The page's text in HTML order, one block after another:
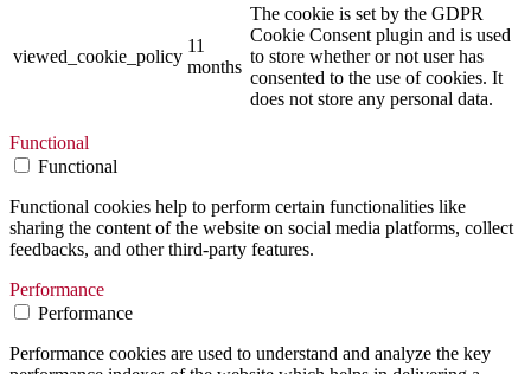
viewed_cookie_policy
11
months
The cookie is set by the GDPR
Cookie Consent plugin and is used
to store whether or not user has
consented to the use of cookies. It
does not store any personal data.
Functional
Functional
Functional cookies help to perform certain functionalities like
sharing the content of the website on social media platforms, collect
feedbacks, and other third-party features.
Performance
Performance
Performance cookies are used to understand and analyze the key